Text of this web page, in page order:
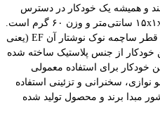
و همیشه یک خودکار در دسترس
داشته باشند. این خودکار دارای ابعاد ۱۵x۱x۱ سانتی‌متر و وزن ۶۰ گرم است.
قطر نوشتاری آن ۰.۵ میلی‌متر است و قطر ساچمه نوک نوشتار آن EF (یعنی
این خودکار از جنس پلاستیک ساخته شده
برای استفاده معمولی
سخنرانی و تزئینی استفاده
مبدا برند و محصول تولید شده